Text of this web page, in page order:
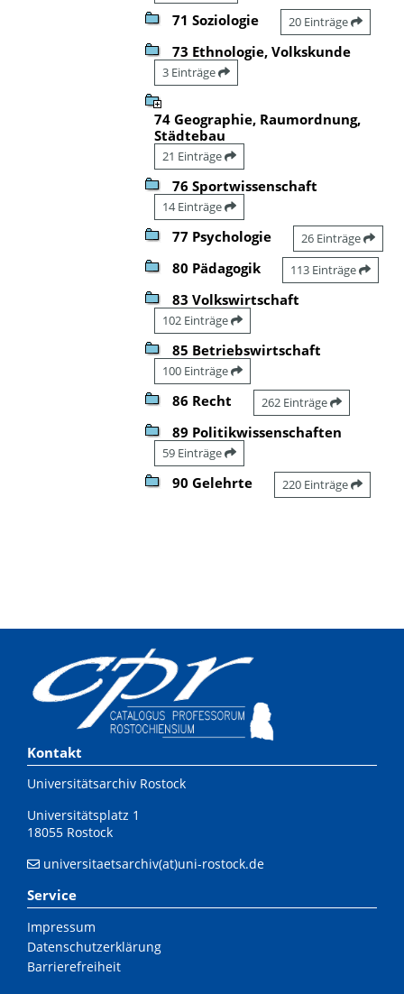
71 Soziologie 20 Einträge
73 Ethnologie, Volkskunde
3 Einträge
74 Geographie, Raumordnung,
Städtebau
21 Einträge
76 Sportwissenschaft
14 Einträge
77 Psychologie 26 Einträge
80 Pädagogik 113 Einträge
83 Volkswirtschaft
102 Einträge
85 Betriebswirtschaft
100 Einträge
86 Recht 262 Einträge
89 Politikwissenschaften
59 Einträge
90 Gelehrte 220 Einträge
Kontakt
Universitätsarchiv Rostock
Universitätsplatz 1
18055 Rostock
universitaetsarchiv(at)uni-rostock.de
Service
Impressum
Datenschutzerklärung
Barrierefreiheit